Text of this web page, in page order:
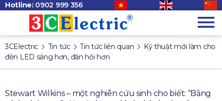
Hotline: 0902 999 356
3CElectric Tin tức Tin tức liên quan
Kỹ thuật mới làm cho
đèn LED sáng hơn, đàn hồi hơn
Stewart Wilkins – một nghiên cứu sinh cho biết: “Bằng